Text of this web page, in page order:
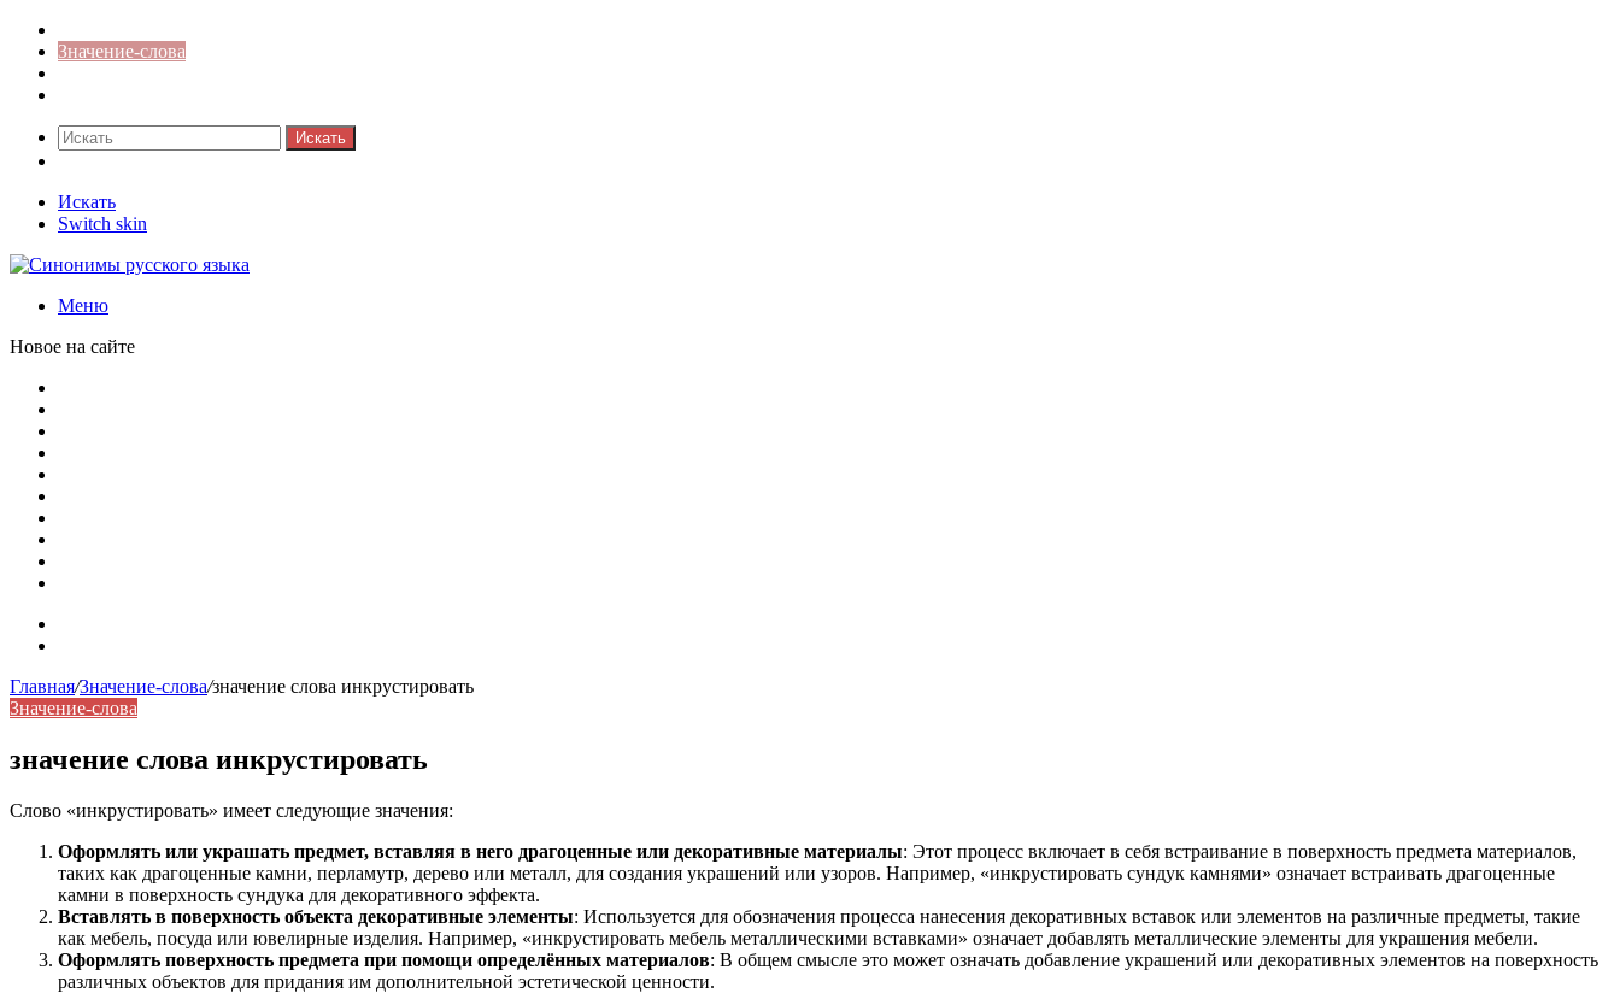
Значение-слова
Искать
Искать
Switch skin
Меню
Новое на сайте
Главная/Значение-слова/значение слова инкрустировать
Значение-слова
значение слова инкрустировать
Слово «инкрустировать» имеет следующие значения:
Оформлять или украшать предмет, вставляя в него драгоценные или декоративные материалы: Этот процесс включает в себя встраивание в поверхность предмета материалов,
таких как драгоценные камни, перламутр, дерево или металл, для создания украшений или узоров. Например, «инкрустировать сундук камнями» означает встраивать драгоценные
камни в поверхность сундука для декоративного эффекта.
Вставлять в поверхность объекта декоративные элементы: Используется для обозначения процесса нанесения декоративных вставок или элементов на различные предметы, такие
как мебель, посуда или ювелирные изделия. Например, «инкрустировать мебель металлическими вставками» означает добавлять металлические элементы для украшения мебели.
Оформлять поверхность предмета при помощи определённых материалов: В общем смысле это может означать добавление украшений или декоративных элементов на поверхность
различных объектов для придания им дополнительной эстетической ценности.